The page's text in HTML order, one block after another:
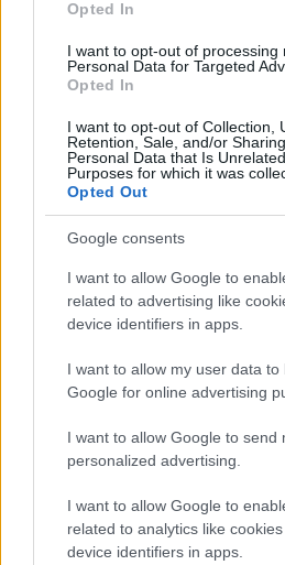
Opted In
I want to opt-out of processing
Personal Data for Targeted
Opted In
I want to opt-out of Collection,
Retention, Sale, and/or
Personal Data that Is
Purposes for which it was
Opted Out
Google consents
I want to allow Google to
related to advertising like
device identifiers in apps.
I want to allow my user data to
Google for online advertising
I want to allow Google to send
personalized advertising.
I want to allow Google to
related to analytics like
device identifiers in apps.
szucsadam•2020. január 10.
A kínai vendéglátóhelyekre
névadási szokás jellemző,
“ízletes” és “sárkány” szavakat
Az elektromos
rákényszerítenek